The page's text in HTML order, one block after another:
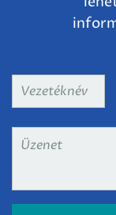
Vezetéknév
Üzenet